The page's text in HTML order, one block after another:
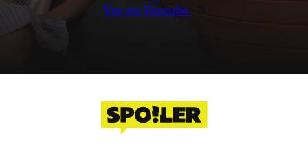
Ver en Youtube